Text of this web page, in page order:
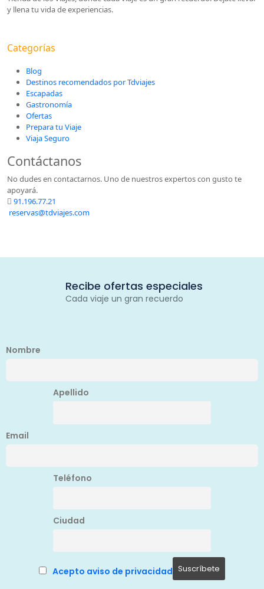
y llena tu vida de experiencias.
Categorías
Blog
Destinos recomendados por Tdviajes
Escapadas
Gastronomía
Ofertas
Prepara tu Viaje
Viaja Seguro
Contáctanos
No dudes en contactarnos. Uno de nuestros expertos con gusto te
apoyará.
91.196.77.21
reservas@tdviajes.com
Recibe ofertas especiales
Cada viaje un gran recuerdo
Nombre
Apellido
Email
Teléfono
Ciudad
Acepto aviso de privacidad